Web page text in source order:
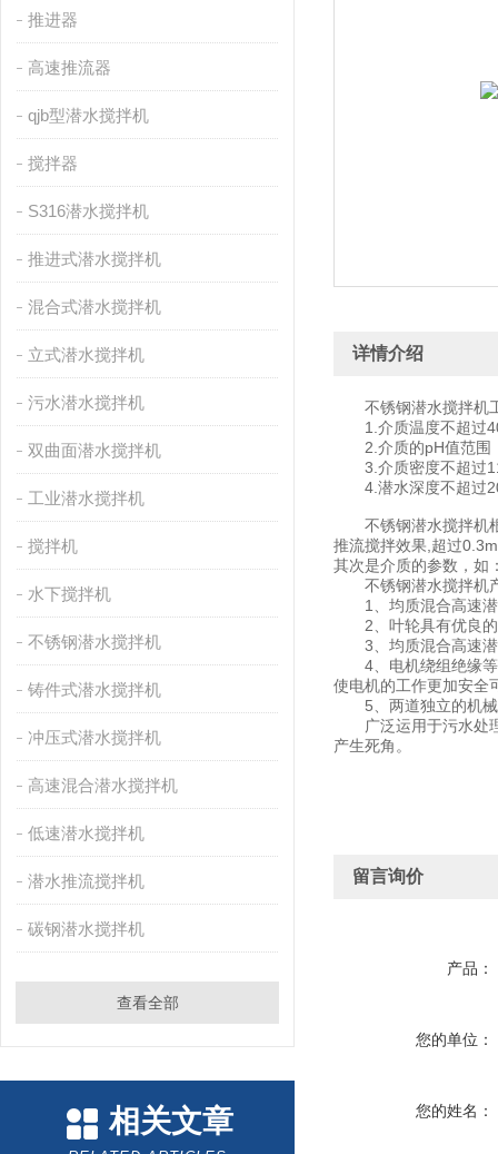
推进器
高速推流器
qjb型潜水搅拌机
搅拌器
S316潜水搅拌机
推进式潜水搅拌机
混合式潜水搅拌机
立式潜水搅拌机
污水潜水搅拌机
双曲面潜水搅拌机
工业潜水搅拌机
搅拌机
水下搅拌机
不锈钢潜水搅拌机
铸件式潜水搅拌机
冲压式潜水搅拌机
高速混合潜水搅拌机
低速潜水搅拌机
潜水推流搅拌机
碳钢潜水搅拌机
查看全部
相关文章
详情介绍
不锈钢潜水搅拌机
1.介质温度不超过
2.介质的pH值范围
3.介质密度不超过
4.潜水深度不超过
不锈钢潜水搅拌机根
推流搅拌效果,超过
其次是介质的参数，如
不锈钢潜水搅拌机
1、均质混合高速潜
2、叶轮具有优良的
3、均质混合高速潜
4、电机绕组绝缘等
使电机的工作更加安全
5、两道独立的机械
广泛运用于污水处理
产生死角。
留言询价
产品：
您的单位：
您的姓名：